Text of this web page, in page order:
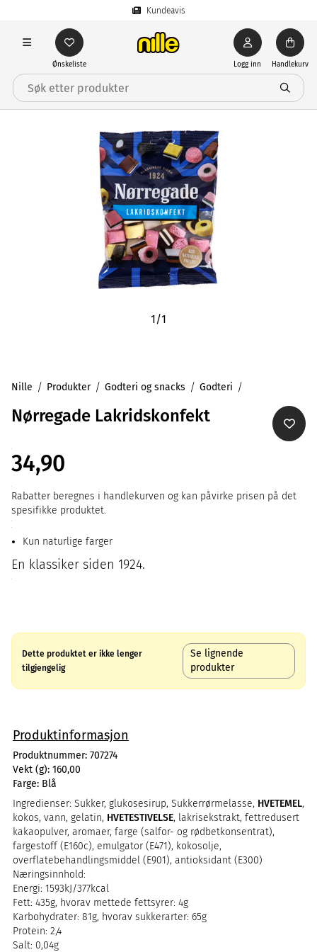
Kundeavis
Ønskeliste Logg inn Handlekurv
1/1
Nille Produkter Godteri og snacks Godteri
Nørregade Lakridskonfekt
34,90
Rabatter beregnes i handlekurven og kan påvirke prisen på det
spesifikke produktet.
Kun naturlige farger
En klassiker siden 1924.
Dette produktet er ikke lenger
tilgjengelig
Se lignende
produkter
Produktinformasjon
Produktnummer: 707274
Vekt (g): 160,00
Farge: Blå
Ingredienser: Sukker, glukosesirup, Sukkerrørmelasse, HVETEMEL,
kokos, vann, gelatin, HVETESTIVELSE, lakrisekstrakt, fettredusert
kakaopulver, aromaer, farge (salfor- og rødbetkonsentrat),
fargestoff (E160c), emulgator (E471), kokosolje,
overflatebehandlingsmiddel (E901), antioksidant (E300)
Næringsinnhold:
Energi: 1593kJ/377kcal
Fett: 435g, hvorav mettede fettsyrer: 4g
Karbohydrater: 81g, hvorav sukkerarter: 65g
Protein: 2,4
Salt: 0,04g